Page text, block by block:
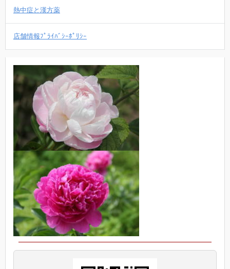
熱中症と漢方薬
店舗情報ﾌﾟﾗｲﾊﾞｼｰﾎﾟﾘｼｰ